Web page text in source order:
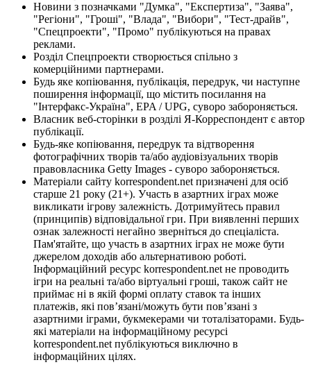
Новини з позначками "Думка", "Експертиза", "Заява",
"Регіони", "Гроші", "Влада", "Вибори", "Тест-драйв",
"Спецпроекти", "Промо" публікуються на правах
реклами.
Розділ Спецпроекти створюється спільно з
комерційними партнерами.
Будь яке копіювання, публікація, передрук, чи наступне
поширення інформації, що містить посилання на
"Інтерфакс-Україна", EPA / UPG, суворо забороняється.
Власник веб-сторінки в розділі Я-Корреспондент є автор
публікації.
Будь-яке копіювання, передрук та відтворення
фотографічних творів та/або аудіовізуальних творів
правовласника Getty Images - суворо забороняється.
Матеріали сайту korrespondent.net призначені для осіб
старше 21 року (21+). Участь в азартних іграх може
викликати ігрову залежність. Дотримуйтесь правил
(принципів) відповідальної гри. При виявленні перших
ознак залежності негайно зверніться до спеціаліста.
Пам'ятайте, що участь в азартних іграх не може бути
джерелом доходів або альтернативою роботі.
Інформаційний ресурс korrespondent.net не проводить
ігри на реальні та/або віртуальні гроші, також сайт не
приймає ні в якій формі оплату ставок та інших
платежів, які пов’язані/можуть бути пов’язані з
азартними іграми, букмекерами чи тоталізаторами. Будь-
які матеріали на інформаційному ресурсі
korrespondent.net публікуються виключно в
інформаційних цілях.